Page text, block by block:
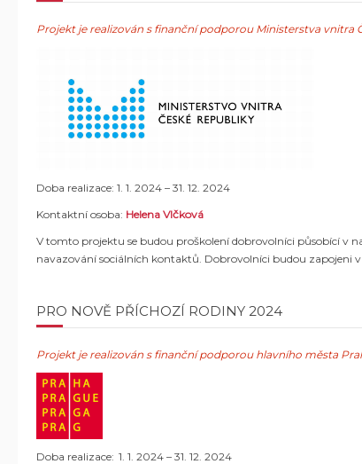
Projekt je realizován s finanční podporou Ministerstva vnitra
Doba realizace: 1. 1. 2024 – 31. 12. 2024
Kontaktní osoba: Helena Vlčková
V tomto projektu se budou proškolení dobrovolníci působící v
navazování sociálních kontaktů. Dobrovolníci budou zapojeni
PRO NOVĚ PŘÍCHOZÍ RODINY 2024
Projekt je realizován s finanční podporou hlavního města
Doba realizace: 1. 1. 2024 – 31. 12. 2024